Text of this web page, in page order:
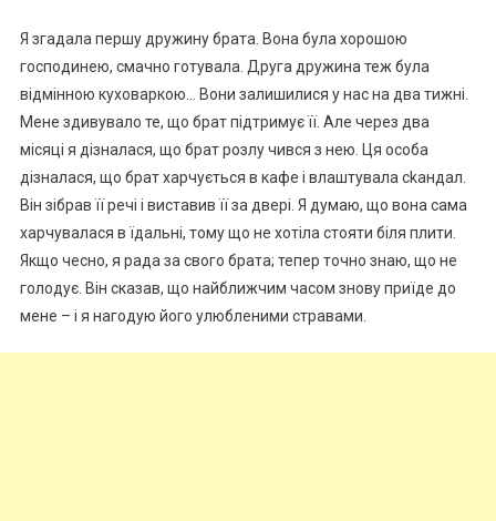
Я згадала першу дружину брата. Вона була хорошою
господинею, смачно готувала. Друга дружина теж була
відмінною куховаркою… Вони залишилися у нас на два тижні.
Мене здивувало те, що брат підтримує її. Але через два
місяці я дізналася, що брат розлу чився з нею. Ця особа
дізналася, що брат харчується в кафе і влаштувала сkандал.
Він зібрав її речі і виставив її за двері. Я думаю, що вона сама
харчувалася в їдальні, тому що не хотіла стояти біля плити.
Якщо чесно, я рада за свого брата; тепер точно знаю, що не
голодує. Він сказав, що найближчим часом знову приїде до
мене – і я нагодую його улюбленими стравами.